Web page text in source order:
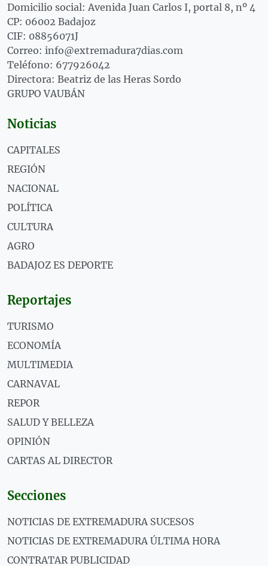
Domicilio social: Avenida Juan Carlos I, portal 8, nº 4
CP: 06002 Badajoz
CIF: 08856071J
Correo: info@extremadura7dias.com
Teléfono: 677926042
Directora: Beatriz de las Heras Sordo
GRUPO VAUBÁN
Noticias
CAPITALES
REGIÓN
NACIONAL
POLÍTICA
CULTURA
AGRO
BADAJOZ ES DEPORTE
Reportajes
TURISMO
ECONOMÍA
MULTIMEDIA
CARNAVAL
REPOR
SALUD Y BELLEZA
OPINIÓN
CARTAS AL DIRECTOR
Secciones
NOTICIAS DE EXTREMADURA SUCESOS
NOTICIAS DE EXTREMADURA ÚLTIMA HORA
CONTRATAR PUBLICIDAD